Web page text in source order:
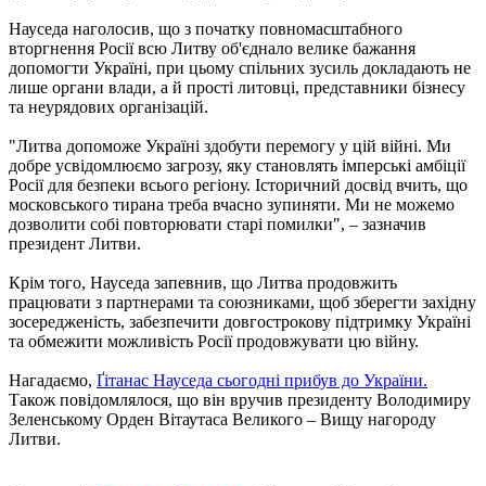
Науседа наголосив, що з початку повномасштабного
вторгнення Росії всю Литву об'єднало велике бажання
допомогти Україні, при цьому спільних зусиль докладають не
лише органи влади, а й прості литовці, представники бізнесу
та неурядових організацій.
"Литва допоможе Україні здобути перемогу у цій війні. Ми
добре усвідомлюємо загрозу, яку становлять імперські амбіції
Росії для безпеки всього регіону. Історичний досвід вчить, що
московського тирана треба вчасно зупиняти. Ми не можемо
дозволити собі повторювати старі помилки", – зазначив
президент Литви.
Крім того, Науседа запевнив, що Литва продовжить
працювати з партнерами та союзниками, щоб зберегти західну
зосередженість, забезпечити довгострокову підтримку Україні
та обмежити можливість Росії продовжувати цю війну.
Нагадаємо, Ґітанас Науседа сьогодні прибув до України.
Також повідомлялося, що він вручив президенту Володимиру
Зеленському Орден Вітаутаса Великого – Вищу нагороду
Литви.